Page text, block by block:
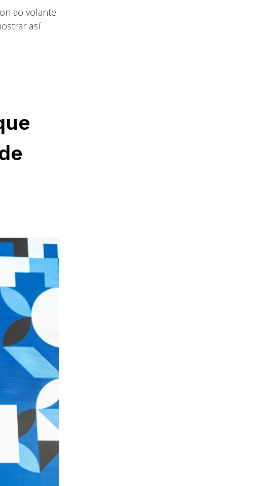
ao volante
así